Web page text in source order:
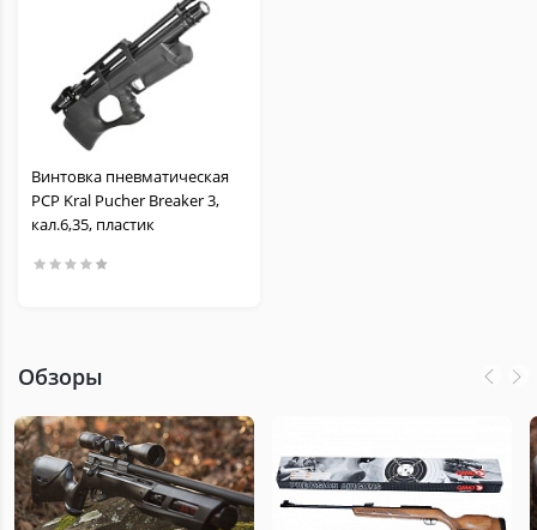
Винтовка пневматическая
PCP Kral Pucher Breaker 3,
кал.6,35, пластик
Обзоры